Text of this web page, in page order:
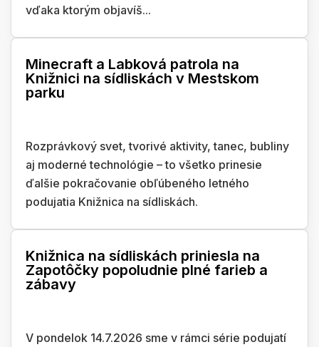
vďaka ktorým objavíš...
Minecraft a Labková patrola na
Knižnici na sídliskách v Mestskom
parku
Rozprávkový svet, tvorivé aktivity, tanec, bubliny
aj moderné technológie – to všetko prinesie
ďalšie pokračovanie obľúbeného letného
podujatia Knižnica na sídliskách.
Knižnica na sídliskách priniesla na
Zapotôčky popoludnie plné farieb a
zábavy
V pondelok 14.7.2026 sme v rámci série podujatí